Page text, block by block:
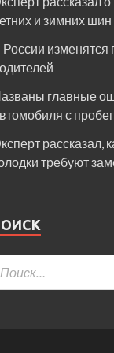
и зимних шин
России изменятся
главные
с
рассказал,
требуют